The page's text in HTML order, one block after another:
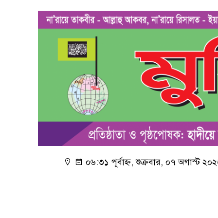
০৬:৩১ পূর্বাহ্ন, শুক্রবার, ০৭ অগাস্ট